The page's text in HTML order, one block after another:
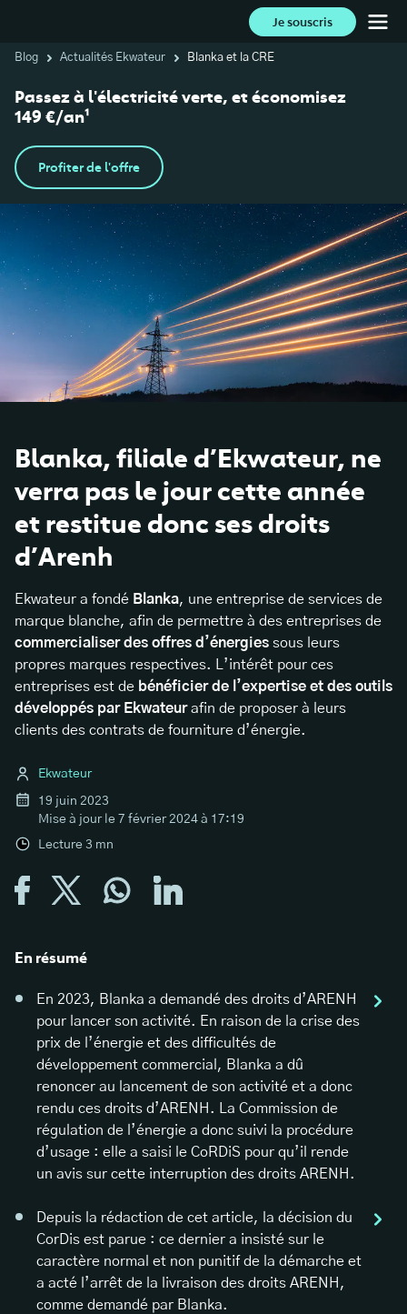
Je souscris
Blog Actualités Ekwateur Blanka et la CRE
Passez à l'électricité verte, et économisez
149 €/an¹
Profiter de l'offre
Blanka, filiale d’Ekwateur, ne
verra pas le jour cette année
et restitue donc ses droits
d’Arenh
Ekwateur a fondé Blanka, une entreprise de services de
marque blanche, afin de permettre à des entreprises de
commercialiser des offres d’énergies sous leurs
propres marques respectives. L’intérêt pour ces
entreprises est de bénéficier de l’expertise et des outils
développés par Ekwateurafin de proposer à leurs
clients des contrats de fourniture d’énergie.
Ekwateur
19 juin 2023
Mise à jour le 7 février 2024 à 17:19
Lecture 3 mn
En résumé
En 2023, Blanka a demandé des droits d’ARENH
pour lancer son activité. En raison de la crise des
prix de l’énergie et des difficultés de
développement commercial, Blanka a dû
renoncer au lancement de son activité et a donc
rendu ces droits d’ARENH. La Commission de
régulation de l’énergie a donc suivi la procédure
d’usage : elle a saisi le CoRDiS pour qu’il rende
un avis sur cette interruption des droits ARENH.
Depuis la rédaction de cet article, la décision du
CorDis est parue : ce dernier a insisté sur le
caractère normal et non punitif de la démarche et
a acté l’arrêt de la livraison des droits ARENH,
comme demandé par Blanka.